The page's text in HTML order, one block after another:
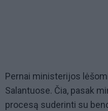
Pernai ministerijos
Salantuose. Čia, pasak
procesą suderinti su